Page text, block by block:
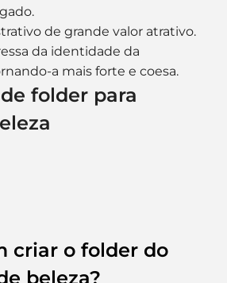
de grande valor atrativo.
da identidade da
a mais forte e coesa.
folder para
criar o folder do
beleza?